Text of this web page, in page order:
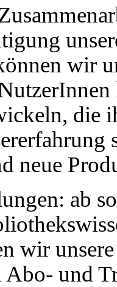
wir
die
neue
ab
wir
Abo- und